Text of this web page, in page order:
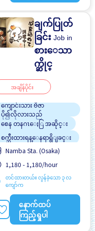
ရန် အခွင့်အရေးရှိသည်
ချက်ပြုတ်
ခြင်းJob in
စားေသာ
က္ဆိုင္
အချိန်ပိုင်း
ကျောင်းသား ဗီဇာ
ပို၍လိုလားသည်
စေန တနဂၤေႏြ အဆိုင္း
စက္ဘီးထားရန္ေနရာရွိျခင္း
တစ္ပတ္ႏွစ္ရက္မွ သံုးရက္
ထမင်းကျွေးမည်
ဘူတာႏွင့္နီးေသာ
လမ္းစရိတ္ေပးသည္
အမျိုးသမီး ပို၍လိုလားသည်
အမျိုးသား ပို၍လိုလားသည်
Namba Sta. (Osaka)
1,180 - 1,180/hour
တင်ထားတယ်။ လွန်ခဲ့သော ၃ လ
ကျော်က
နောက်ထပ်
ကြည့်ရှုပါ